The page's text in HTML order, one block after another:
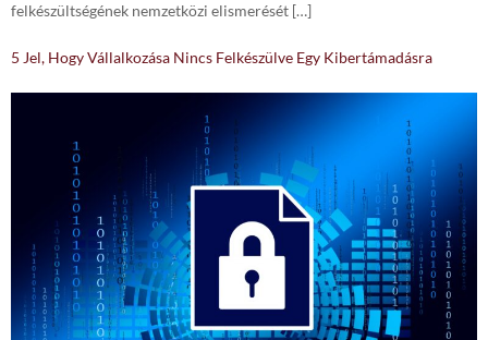
felkészültségének nemzetközi elismerését […]
5 Jel, Hogy Vállalkozása Nincs Felkészülve Egy Kibertámadásra